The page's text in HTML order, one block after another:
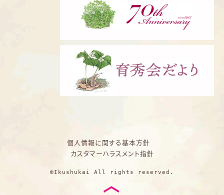
個人情報に関する基本方針
カスタマーハラスメント指針
©Ikushukai All rights reserved.